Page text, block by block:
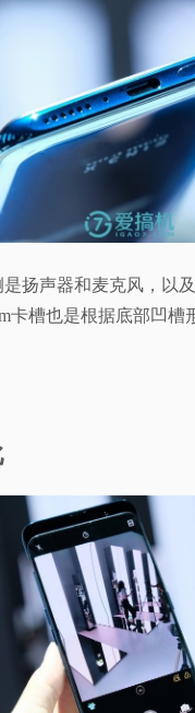
扬声器和麦克风，以
卡槽也是根据底部凹槽